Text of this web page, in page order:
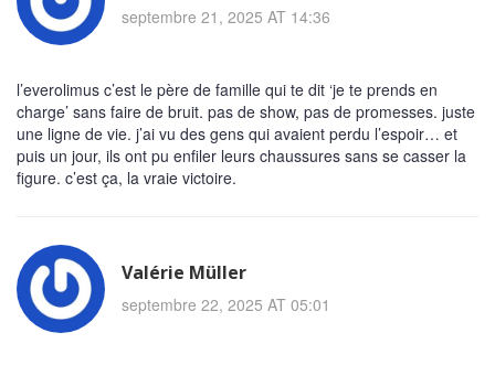
septembre 21, 2025 AT 14:36
l’everolimus c’est le père de famille qui te dit ‘je te prends en
charge’ sans faire de bruit. pas de show, pas de promesses. juste
une ligne de vie. j’ai vu des gens qui avaient perdu l’espoir… et
puis un jour, ils ont pu enfiler leurs chaussures sans se casser la
figure. c’est ça, la vraie victoire.
Valérie Müller
septembre 22, 2025 AT 05:01